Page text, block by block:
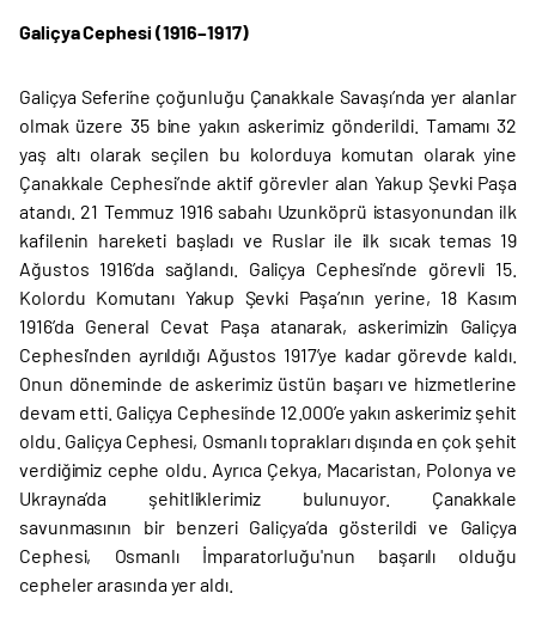
Galiçya Cephesi (1916–1917)
Galiçya Seferi´ne çoğunluğu Çanakkale Savaşı’nda yer alanlar
olmak üzere 35 bine yakın askerimiz gönderildi. Tamamı 32
yaş altı olarak seçilen bu kolorduya komutan olarak yine
Çanakkale Cephesi’nde aktif görevler alan Yakup Şevki Paşa
atandı. 21 Temmuz 1916 sabahı Uzunköprü istasyonundan ilk
kafilenin hareketi başladı ve Ruslar ile ilk sıcak temas 19
Ağustos 1916’da sağlandı. Galiçya Cephesi’nde görevli 15.
Kolordu Komutanı Yakup Şevki Paşa’nın yerine, 18 Kasım
1916’da General Cevat Paşa atanarak, askerimizin Galiçya
Cephesi’nden ayrıldığı Ağustos 1917’ye kadar görevde kaldı.
Onun döneminde de askerimiz üstün başarı ve hizmetlerine
devam etti. Galiçya Cephesi´nde 12.000’e yakın askerimiz şehit
oldu. Galiçya Cephesi, Osmanlı toprakları dışında en çok şehit
verdiğimiz cephe oldu. Ayrıca Çekya, Macaristan, Polonya ve
Ukrayna’da şehitliklerimiz bulunuyor. Çanakkale
savunmasının bir benzeri Galiçya’da gösterildi ve Galiçya
Cephesi, Osmanlı İmparatorluğu'nun başarılı olduğu
cepheler arasında yer aldı.